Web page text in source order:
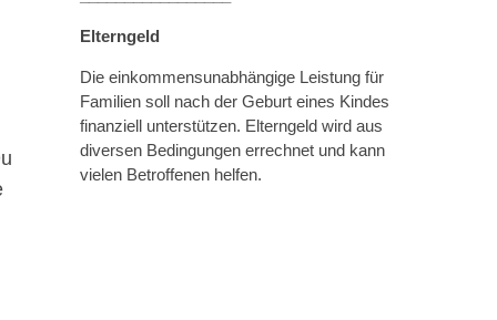
Elterngeld
Die einkommensunabhängige Leistung für
Familien soll nach der Geburt eines Kindes
finanziell unterstützen. Elterngeld wird aus
diversen Bedingungen errechnet und kann
vielen Betroffenen helfen.